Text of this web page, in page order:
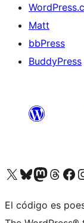
Matt
bbPress
BuddyPress
Visit our X (formerly Twitter) account
Visit our Bluesky account
Visita nuestra cuenta de Twitter
Visit ourVisita
El código es